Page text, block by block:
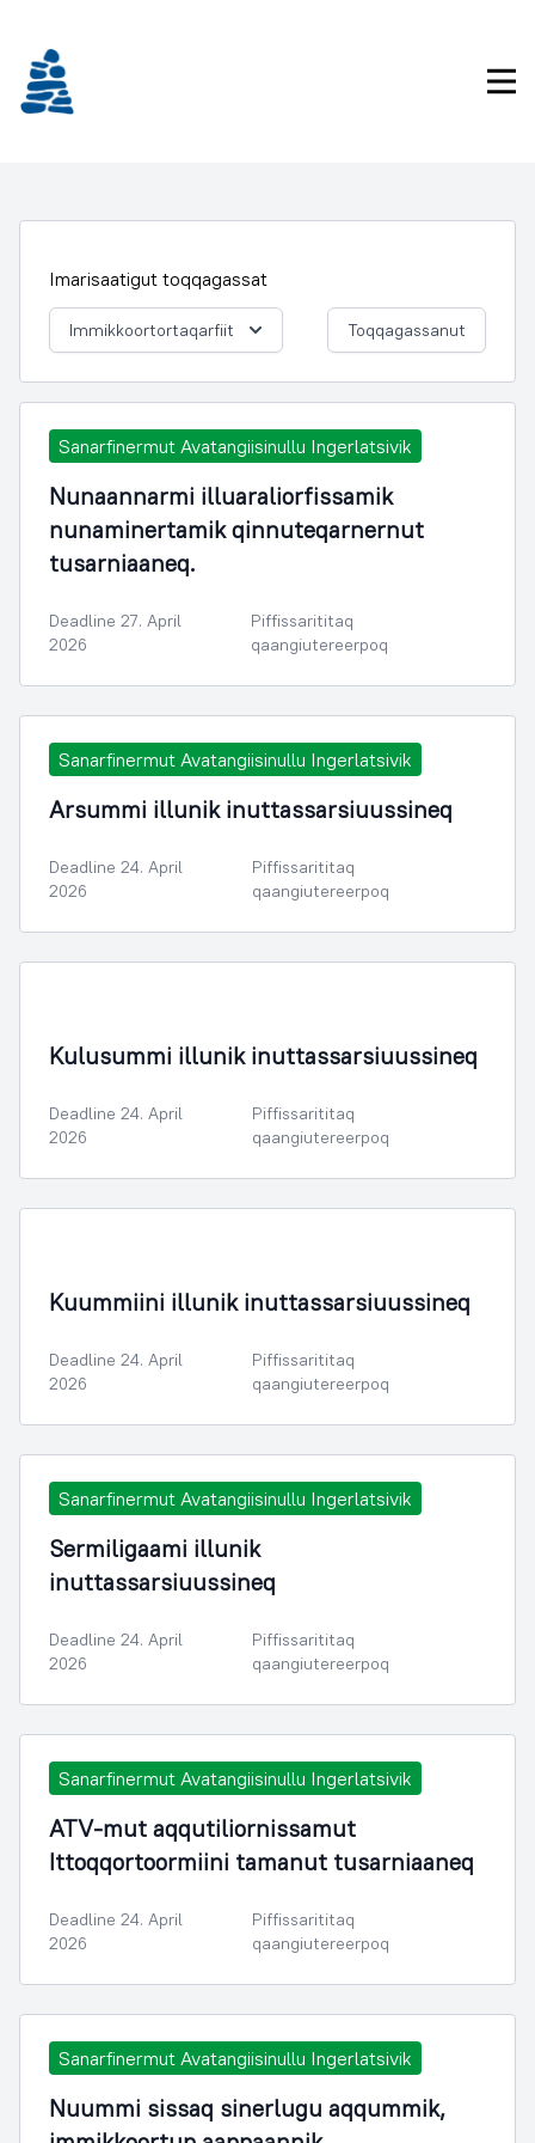
Imarisaatigut toqqagassat
Immikkoortortaqarfiit Toqqagassanut
Sanarfinermut Avatangiisinullu Ingerlatsivik
Nunaannarmi illuaraliorfissamik
nunaminertamik qinnuteqarnernut
tusarniaaneq.
Deadline 27. April
2026
Piffissarititaq
qaangiutereerpoq
Sanarfinermut Avatangiisinullu Ingerlatsivik
Arsummi illunik inuttassarsiuussineq
Deadline 24. April
2026
Piffissarititaq
qaangiutereerpoq
Kulusummi illunik inuttassarsiuussineq
Deadline 24. April
2026
Piffissarititaq
qaangiutereerpoq
Kuummiini illunik inuttassarsiuussineq
Deadline 24. April
2026
Piffissarititaq
qaangiutereerpoq
Sanarfinermut Avatangiisinullu Ingerlatsivik
Sermiligaami illunik
inuttassarsiuussineq
Deadline 24. April
2026
Piffissarititaq
qaangiutereerpoq
Sanarfinermut Avatangiisinullu Ingerlatsivik
ATV-mut aqqutiliornissamut
Ittoqqortoormiini tamanut tusarniaaneq
Deadline 24. April
2026
Piffissarititaq
qaangiutereerpoq
Sanarfinermut Avatangiisinullu Ingerlatsivik
Nuummi sissaq sinerlugu aqqummik,